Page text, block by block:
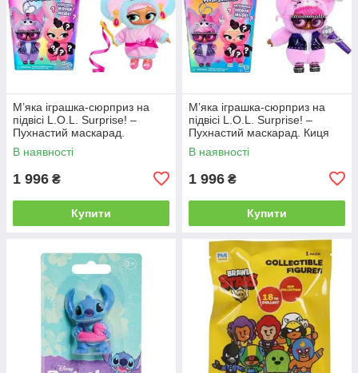
М’яка іграшка‑сюрприз на
підвісі L.O.L. Surprise! –
Пухнастий маскарад.
Ведмедик Ріна
В наявності
1 996 ₴
Купити
М’яка іграшка‑сюрприз на
підвісі L.O.L. Surprise! –
Пухнастий маскарад. Киця
Рокер
В наявності
1 996 ₴
Купити